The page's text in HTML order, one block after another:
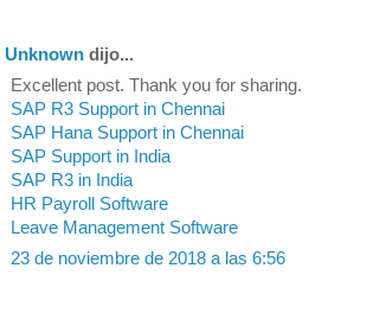
Unknown dijo...
Excellent post. Thank you for sharing.
SAP R3 Support in Chennai
SAP Hana Support in Chennai
SAP Support in India
SAP R3 in India
HR Payroll Software
Leave Management Software
23 de noviembre de 2018 a las 6:56